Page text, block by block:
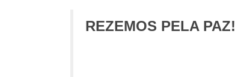
REZEMOS PELA PAZ!